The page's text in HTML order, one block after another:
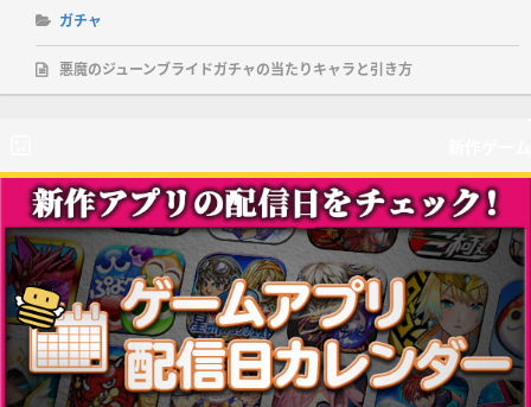
ガチャ
悪魔のジューンブライドガチャの当たりキャラと引き方